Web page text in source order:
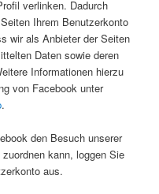
verlinken. Dadurch
Ihrem Benutzerkonto
wir als Anbieter der Seiten
Daten sowie deren
Informationen hierzu
von Facebook unter
.
den Besuch unserer
kann, loggen Sie
aus.